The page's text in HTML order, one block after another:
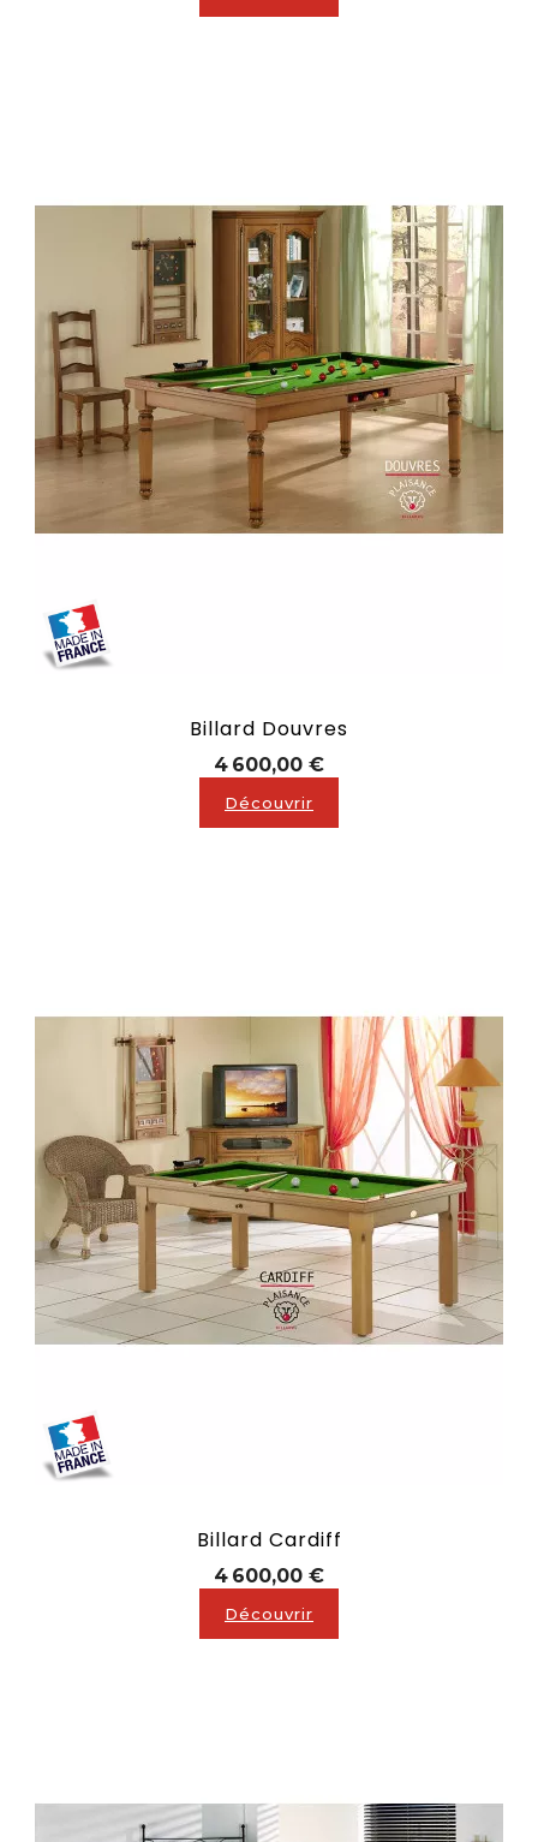
Billard Douvres
4 600,00 €Prix
Découvrir
Billard Cardiff
4 600,00 €Prix
Découvrir